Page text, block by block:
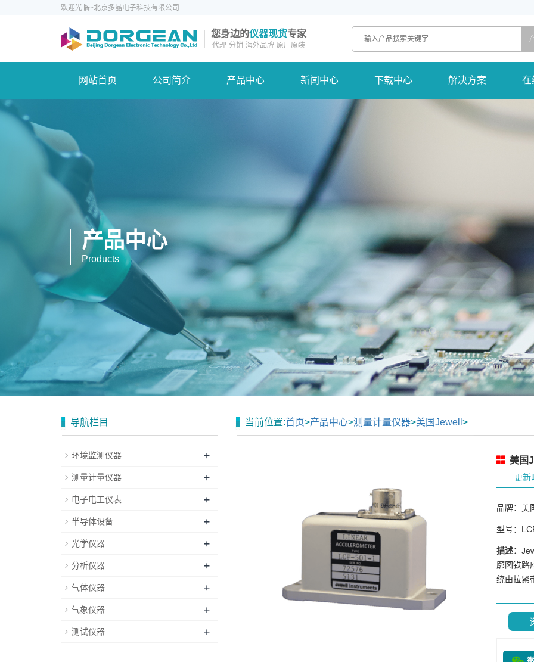
欢迎光临~北京多晶电子科技有限公司
您身边的仪器现货专家
代理 分销 海外品牌 原厂原装
网站首页 公司简介 产品中心 新闻中心 下载中心 解决方案 在
产品中心
Products
当前位置:首页>产品中心>测量计量仪器>美国Jewell >
美国
更新
品牌：美
型号：
描述：
廓图铁路
统由拉紧
导航栏目
环境监测仪器 +
测量计量仪器 +
电子电工仪表 +
半导体设备 +
光学仪器 +
分析仪器 +
气体仪器 +
气象仪器 +
测试仪器 +